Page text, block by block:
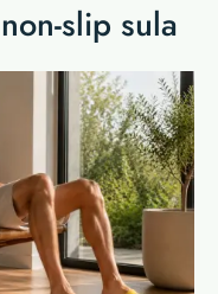
slip sula